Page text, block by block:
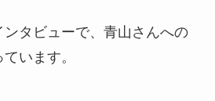
タビューで、青山さんへの
います。